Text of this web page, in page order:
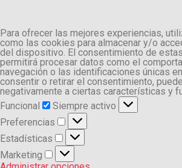
Para ofrecer las mejores experiencias,
como las cookies para almacenar y/o
del dispositivo. El consentimiento de
permitirá procesar datos como el
navegación o las identificaciones únicas
consentir o retirar el consentimiento,
negativamente a ciertas características y
Funcional
Funcional
Siempre activo
Preferencias
Preferencias
Estadísticas
Estadísticas
Marketing
Marketing